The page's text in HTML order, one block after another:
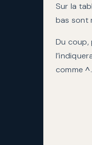
Sur la
bas sont
Du coup,
comme^